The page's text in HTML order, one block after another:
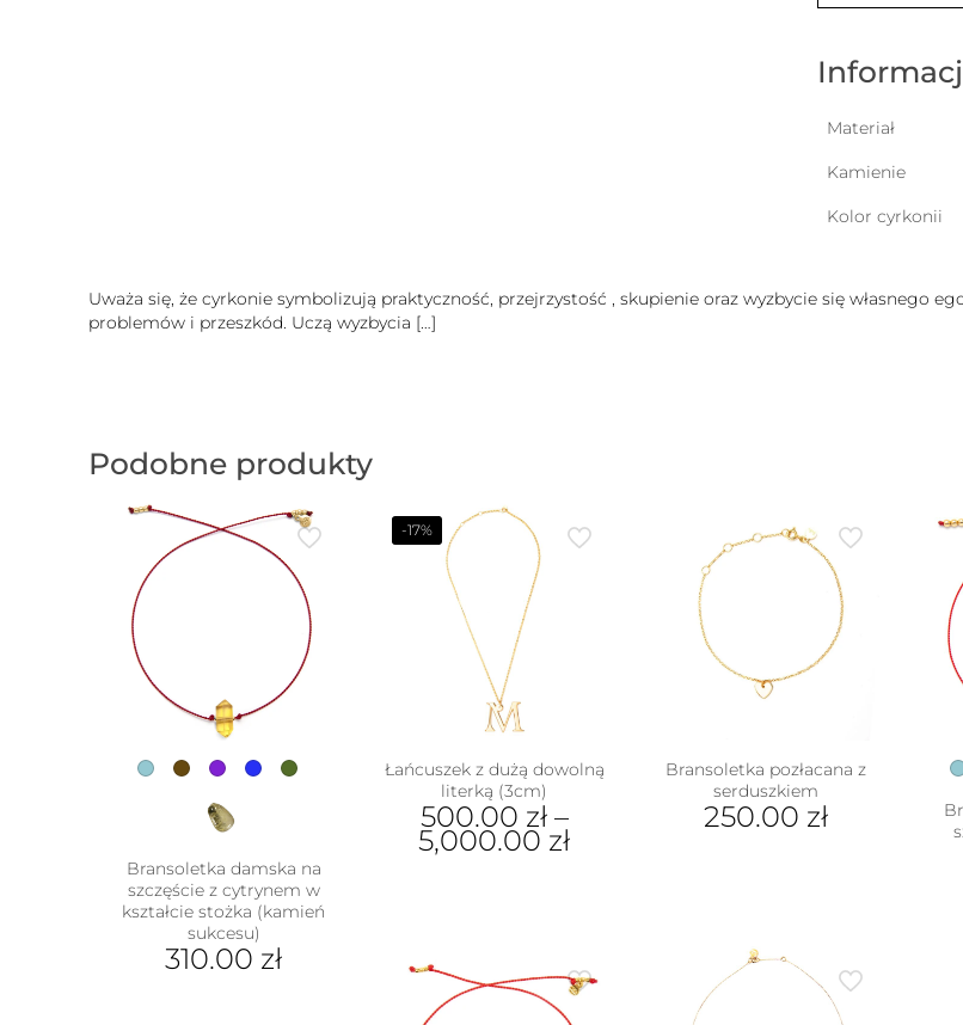
cyrkoniami
4mm
Materiał
Kamienie
Kolor cyrkonii
Uważa się, że cyrkonie symbolizują praktyczność, przejrzystość , skupienie oraz wyzbycie się własnego
problemów i przeszkód. Uczą wyzbycia […]
Podobne produkty
Bransoletka damska na
szczęście z cytrynem w
kształcie stożka (kamień
sukcesu)
310.00 zł
-17%
Łańcuszek z dużą dowolną
literką (3cm)
500.00 zł–
5,000.00 zł
wariantów.
Opcje
Bransoletka pozłacana z
serduszkiem
250.00 zł